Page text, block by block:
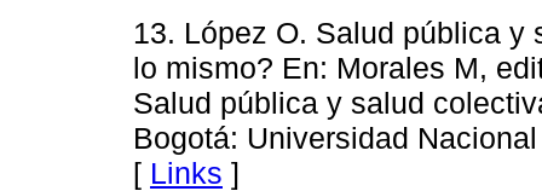
13. López O. Salud pública
lo mismo? En: Morales M,
Salud pública y salud
Bogotá: Universidad
[ Links ]